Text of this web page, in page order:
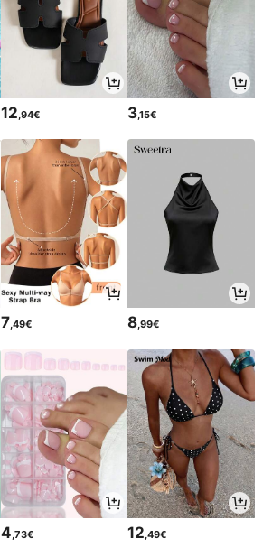
12,94€ 3,15€
7,49€ 8,99€
4 ,73€ 12 ,49€